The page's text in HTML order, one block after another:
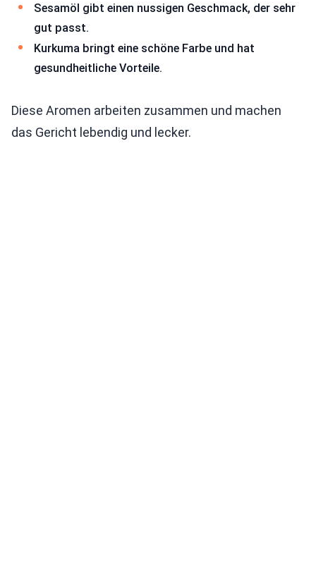
Sesamöl gibt einen nussigen Geschmack, der sehr
gut passt.
Kurkuma bringt eine schöne Farbe und hat
gesundheitliche Vorteile.
Diese Aromen arbeiten zusammen und machen
das Gericht lebendig und lecker.